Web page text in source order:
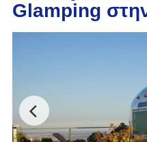
Glamping